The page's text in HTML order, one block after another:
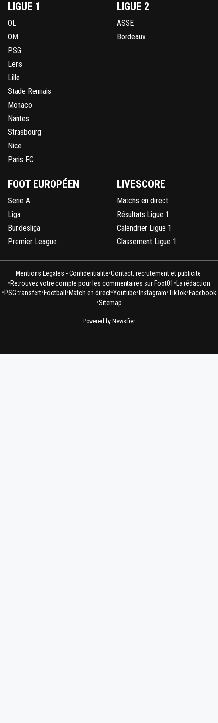
LIGUE 1
OL
OM
PSG
Lens
Lille
Stade Rennais
Monaco
Nantes
Strasbourg
Nice
Paris FC
LIGUE 2
ASSE
Bordeaux
FOOT EUROPÉEN
Serie A
Liga
Bundesliga
Premier League
LIVESCORE
Matchs en direct
Résultats Ligue 1
Calendrier Ligue 1
Classement Ligue 1
Mentions Légales - Confidentialité•Contact, recrutement et publicité
•Retrouvez votre compte pour les commentaires sur Foot01 •La rédaction
•PSG transfert•Football •Match en direct•Youtube• Instagram•TikTok•Facebook
•Sitemap
Powered by Newsifier